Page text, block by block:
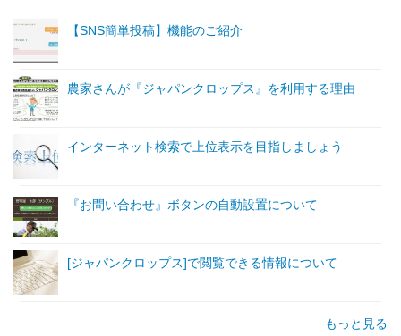
【SNS簡単投稿】機能のご紹介
農家さんが『ジャパンクロップス』を利用する理由
インターネット検索で上位表示を目指しましょう
『お問い合わせ』ボタンの自動設置について
[ジャパンクロップス]で閲覧できる情報について
もっと見る